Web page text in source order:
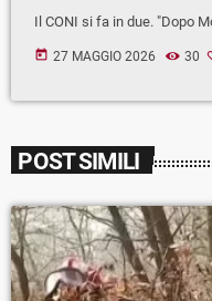
Il CONI si fa in due. "Dopo
today 27 MAGGIO 2026 30
POST SIMILI